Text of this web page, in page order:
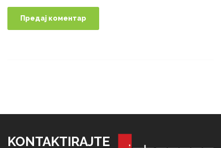
KONTAKTIRAJTE